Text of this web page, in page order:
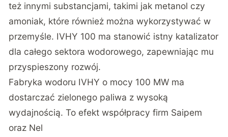
też innymi substancjami, takimi jak metanol czy
amoniak, które również można wykorzystywać w
przemyśle. IVHY 100 ma stanowić istny katalizator
dla całego sektora wodorowego, zapewniając mu
przyspieszony rozwój.
Fabryka wodoru IVHY o mocy 100 MW ma
dostarczać zielonego paliwa z wysoką
wydajnością. To efekt współpracy firm Saipem
oraz Nel